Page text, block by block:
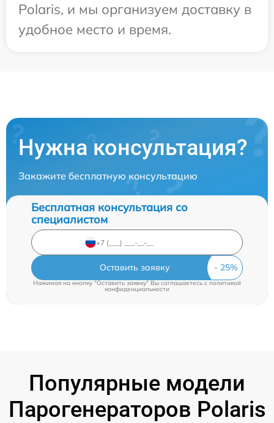
Polaris, и мы организуем доставку в
удобное место и время.
Нужна консультация?
Закажите бесплатную консультацию
Бесплатная консультация со
специалистом
Оставить заявку
Нажимая на кнопку "Оставить заявку" Вы соглашаетесь cполитикой
конфиденциальности
Популярные модели
Парогенераторов Polaris